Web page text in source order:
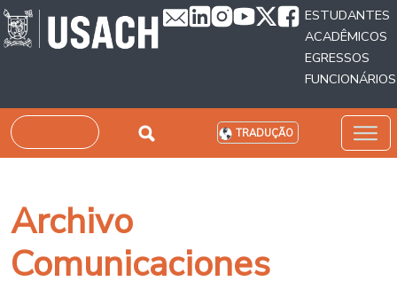
Passar para o conteúdo principal
ESTUDANTES
ACADÊMICOS
EGRESSOS
FUNCIONÁRIOS
Pesquisar TRADUÇÃO
Archivo
Comunicaciones